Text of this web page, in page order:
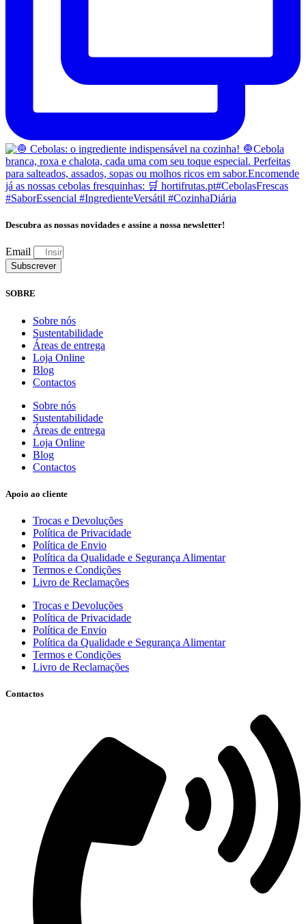
Descubra as nossas novidades e assine a nossa newsletter!
Email
Subscrever
SOBRE
Sobre nós
Sustentabilidade
Áreas de entrega
Loja Online
Blog
Contactos
Sobre nós
Sustentabilidade
Áreas de entrega
Loja Online
Blog
Contactos
Apoio ao cliente
Trocas e Devoluções
Política de Privacidade
Política de Envio
Política da Qualidade e Segurança Alimentar
Termos e Condições
Livro de Reclamações
Trocas e Devoluções
Política de Privacidade
Política de Envio
Política da Qualidade e Segurança Alimentar
Termos e Condições
Livro de Reclamações
Contactos